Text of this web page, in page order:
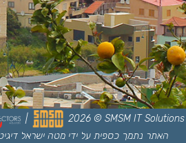
SMSM IT Solutions
©
2026
|
האתר נתמך כספית על ידי מטה ישראל